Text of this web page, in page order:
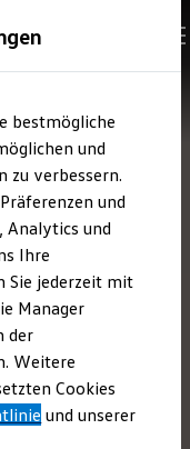
finden
& konfigurieren
bestmögliche
und
zu verbessern.
und
und
Ihre
Sie jederzeit mit
Manager
der
Weitere
Cookies
und unserer